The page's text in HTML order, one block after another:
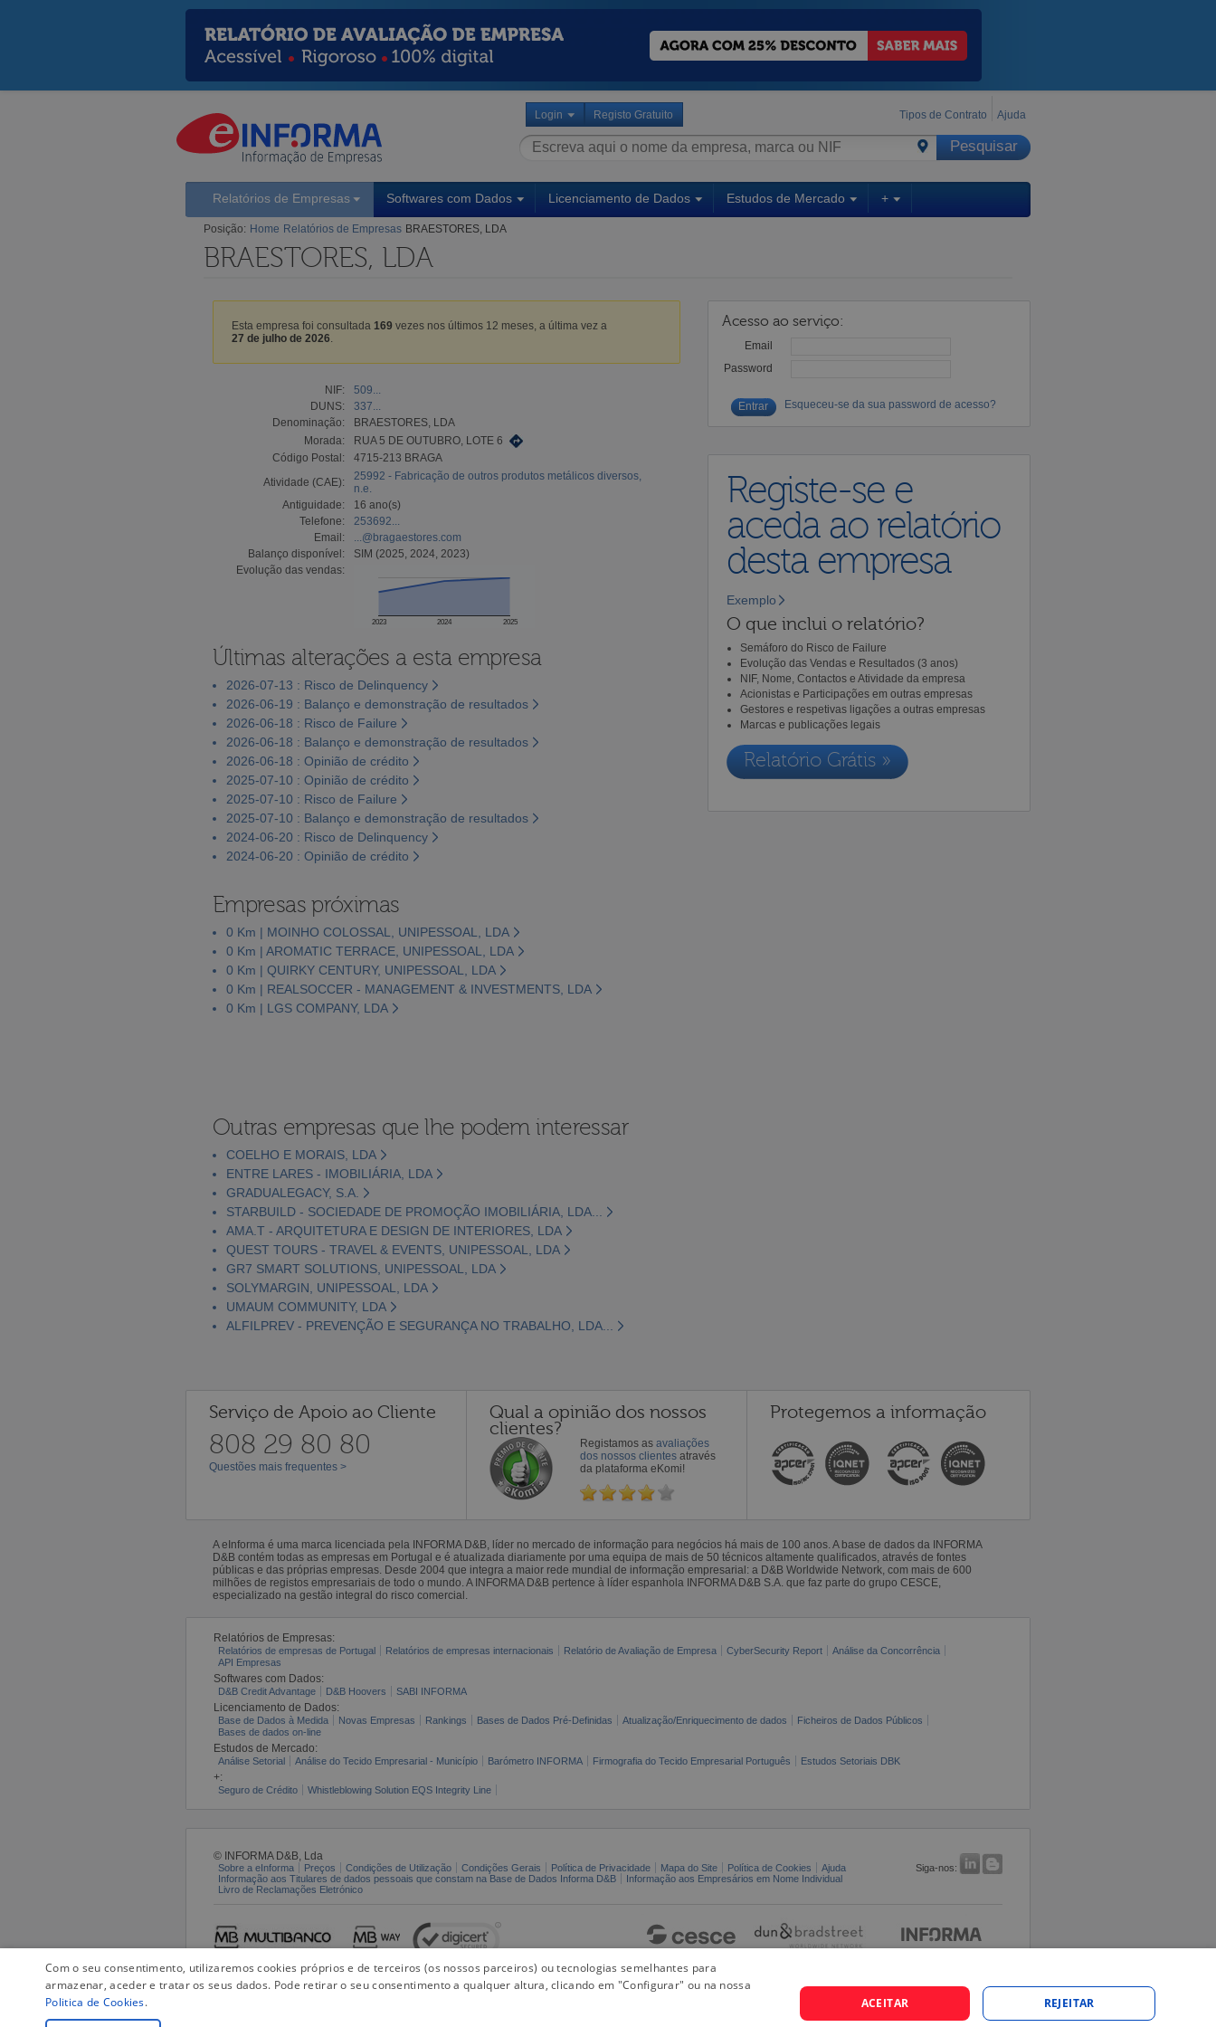
Login Registo Gratuito Tipos de Contrato Ajuda
Relatórios de Empresas Softwares com Dados Licenciamento de Dados Estudos de Mercado +
Posição: Home Relatórios de Empresas BRAESTORES, LDA
BRAESTORES, LDA
Esta empresa foi consultada 169 vezes nos últimos 12 meses, a última vez a
27 de julho de 2026
NIF:
509...
DUNS:
337...
Denominação:
BRAESTORES, LDA
Morada:
RUA 5 DE OUTUBRO, LOTE 6
Código Postal:
4715-213 BRAGA
Atividade (CAE):
25992 - Fabricação de outros produtos metálicos diversos,
n.e.
Antiguidade:
16 ano(s)
Telefone:
253692...
Email:
...@bragaestores.com
Balanço disponível:
SIM (2025, 2024, 2023)
Evolução das vendas:
2023 2024 2025
Últimas alterações a esta empresa
2026-07-13 : Risco de Delinquency
2026-06-19 : Balanço e demonstração de resultados
2026-06-18 : Risco de Failure
2026-06-18 : Balanço e demonstração de resultados
2026-06-18 : Opinião de crédito
2025-07-10 : Opinião de crédito
2025-07-10 : Risco de Failure
2025-07-10 : Balanço e demonstração de resultados
2024-06-20 : Risco de Delinquency
2024-06-20 : Opinião de crédito
Empresas próximas
0 Km | MOINHO COLOSSAL, UNIPESSOAL, LDA
0 Km | AROMATIC TERRACE, UNIPESSOAL, LDA
0 Km | QUIRKY CENTURY, UNIPESSOAL, LDA
0 Km | REALSOCCER - MANAGEMENT & INVESTMENTS, LDA
0 Km | LGS COMPANY, LDA
Acesso ao serviço:
Email
Password
Esqueceu-se da sua password de acesso?
Registe-se e
aceda ao relatório
desta empresa
Exemplo
O que inclui o relatório?
Semáforo do Risco de Failure
Evolução das Vendas e Resultados (3 anos)
NIF, Nome, Contactos e Atividade da empresa
Acionistas e Participações em outras empresas
Gestores e respetivas ligações a outras empresas
Marcas e publicações legais
Relatório Grátis »
Outras empresas que lhe podem interessar
COELHO E MORAIS, LDA
ENTRE LARES - IMOBILIÁRIA, LDA
GRADUALEGACY, S.A.
STARBUILD - SOCIEDADE DE PROMOÇÃO IMOBILIÁRIA, LDA...
AMA.T - ARQUITETURA E DESIGN DE INTERIORES, LDA
QUEST TOURS - TRAVEL & EVENTS, UNIPESSOAL, LDA
GR7 SMART SOLUTIONS, UNIPESSOAL, LDA
SOLYMARGIN, UNIPESSOAL, LDA
UMAUM COMMUNITY, LDA
ALFILPREV - PREVENÇÃO E SEGURANÇA NO TRABALHO, LDA...
Serviço de Apoio ao Cliente
808 29 80 80
Questões mais frequentes >
Qual a opinião dos nossos
clientes?
Registamos as avaliações
dos nossos clientes através
da plataforma eKomi!
Protegemos a informação
A eInforma é uma marca licenciada pela INFORMA D&B, líder no mercado de informação para negócios há mais de 100 anos. A base de dados da INFORMA
D&B contém todas as empresas em Portugal e é atualizada diariamente por uma equipa de mais de 50 técnicos altamente qualificados, através de fontes
públicas e das próprias empresas. Desde 2004 que integra a maior rede mundial de informação empresarial: a D&B Worldwide Network, com mais de 600
milhões de registos empresariais de todo o mundo. A INFORMA D&B pertence à líder espanhola INFORMA D&B S.A. que faz parte do grupo CESCE,
especializado na gestão integral do risco comercial.
Relatórios de Empresas:
Relatórios de empresas de Portugal Relatórios de empresas internacionais Relatório de Avaliação de Empresa CyberSecurity Report
Análise da Concorrência
API Empresas
Softwares com Dados:
D&B Credit Advantage D&B Hoovers SABI INFORMA
Licenciamento de Dados:
Base de Dados à Medida Novas Empresas Rankings Bases de Dados Pré-Definidas Atualização/Enriquecimento de dados
Ficheiros de Dados Públicos
Bases de dados on-line
Estudos de Mercado:
Análise Setorial Análise do Tecido Empresarial - Município Barómetro INFORMA Firmografia do Tecido Empresarial Português Estudos Setoriais DBK
+:
Seguro de Crédito Whistleblowing Solution EQS Integrity Line
© INFORMA D&B, Lda
Sobre a eInforma Preços Condições de Utilização Condições Gerais Política de Privacidade Mapa do Site Política de Cookies Ajuda
Siga-nos:
Informação aos Titulares de dados pessoais que constam na Base de Dados Informa D&B
Informação aos Empresários em Nome Individual
Livro de Reclamações Eletrónico
Com o seu consentimento, utilizaremos cookies próprios e de terceiros (os nossos parceiros) ou tecnologias semelhantes para
armazenar, aceder e tratar os seus dados. Pode retirar o seu consentimento a qualquer altura, clicando em "Configurar" ou na nossa
Politica de Cookies. ACEITAR REJEITAR